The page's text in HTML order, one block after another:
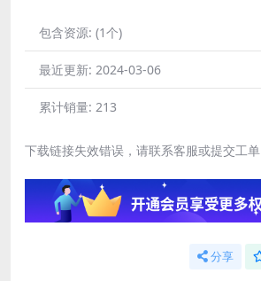
包含资源: (1个)
最近更新: 2024-03-06
累计销量: 213
下载链接失效错误，请联系客服或提交工单
分享